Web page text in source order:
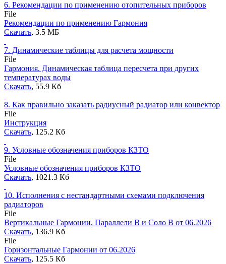
6. Рекомендации по применению отопительных приборов
File
Рекомендации по применению Гармония
Скачать, 3.5 MБ
7. Динамические таблицы для расчета мощности
File
Гармония. Динамическая таблица пересчета при других
температурах воды
Скачать, 55.9 Кб
8. Как правильно заказать радиусный радиатор или конвектор
File
Инструкция
Скачать, 125.2 Кб
9. Условные обозначения приборов КЗТО
File
Условные обозначения приборов КЗТО
Скачать, 1021.3 Кб
10. Исполнения с нестандартными схемами подключения
радиаторов
File
Вертикальные Гармонии, Параллели В и Соло В от 06.2026
Скачать, 136.9 Кб
File
Горизонтальные Гармонии от 06.2026
Скачать, 125.5 Кб